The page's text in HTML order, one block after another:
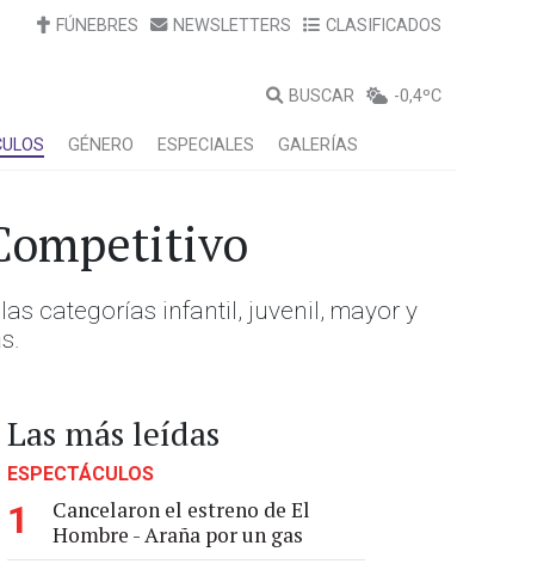
FÚNEBRES NEWSLETTERS CLASIFICADOS
BUSCAR -0,4ºC
GÉNERO ESPECIALES GALERÍAS
categorías infantil, juvenil, mayor y
Las más leídas
ESPECTÁCULOS
1
Cancelaron el estreno de El
Hombre - Araña por un gas